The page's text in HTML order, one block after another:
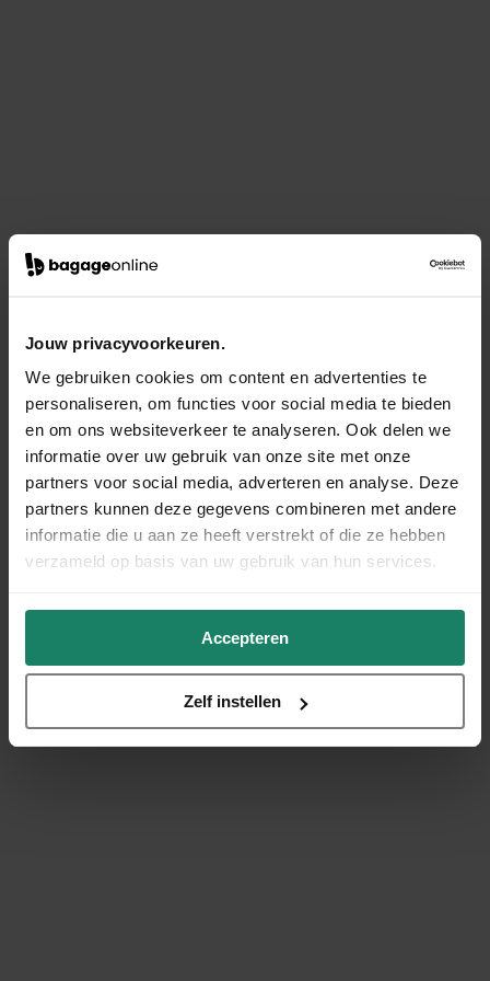
Jouw privacyvoorkeuren.
We gebruiken cookies om content en advertenties te
personaliseren, om functies voor social media te bieden
en om ons websiteverkeer te analyseren. Ook delen we
informatie over uw gebruik van onze site met onze
partners voor social media, adverteren en analyse. Deze
partners kunnen deze gegevens combineren met andere
informatie die u aan ze heeft verstrekt of die ze hebben
verzameld op basis van uw gebruik van hun services.
Accepteren
Zelf instellen